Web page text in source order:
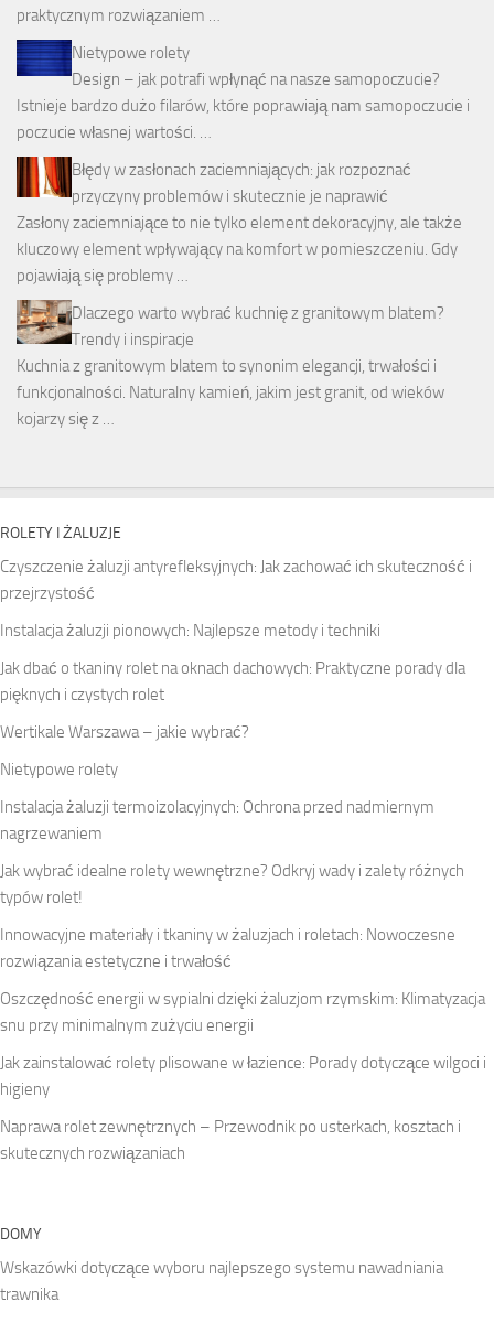
praktycznym rozwiązaniem …
Nietypowe rolety
Design – jak potrafi wpłynąć na nasze samopoczucie?
Istnieje bardzo dużo filarów, które poprawiają nam samopoczucie i
poczucie własnej wartości. …
Błędy w zasłonach zaciemniających: jak rozpoznać
przyczyny problemów i skutecznie je naprawić
Zasłony zaciemniające to nie tylko element dekoracyjny, ale także
kluczowy element wpływający na komfort w pomieszczeniu. Gdy
pojawiają się problemy …
Dlaczego warto wybrać kuchnię z granitowym blatem?
Trendy i inspiracje
Kuchnia z granitowym blatem to synonim elegancji, trwałości i
funkcjonalności. Naturalny kamień, jakim jest granit, od wieków
kojarzy się z …
ROLETY I ŻALUZJE
Czyszczenie żaluzji antyrefleksyjnych: Jak zachować ich skuteczność i
przejrzystość
Instalacja żaluzji pionowych: Najlepsze metody i techniki
Jak dbać o tkaniny rolet na oknach dachowych: Praktyczne porady dla
pięknych i czystych rolet
Wertikale Warszawa – jakie wybrać?
Nietypowe rolety
Instalacja żaluzji termoizolacyjnych: Ochrona przed nadmiernym
nagrzewaniem
Jak wybrać idealne rolety wewnętrzne? Odkryj wady i zalety różnych
typów rolet!
Innowacyjne materiały i tkaniny w żaluzjach i roletach: Nowoczesne
rozwiązania estetyczne i trwałość
Oszczędność energii w sypialni dzięki żaluzjom rzymskim: Klimatyzacja
snu przy minimalnym zużyciu energii
Jak zainstalować rolety plisowane w łazience: Porady dotyczące wilgoci i
higieny
Naprawa rolet zewnętrznych – Przewodnik po usterkach, kosztach i
skutecznych rozwiązaniach
DOMY
Wskazówki dotyczące wyboru najlepszego systemu nawadniania
trawnika